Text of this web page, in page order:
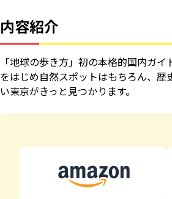
内容紹介
「地球の歩き方」初の本格的国内ガ
をはじめ自然スポットはもちろん、
い東京がきっと見つかります。